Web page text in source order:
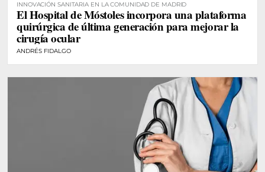
INNOVACIÓN SANITARIA EN LA COMUNIDAD DE MADRID
El Hospital de Móstoles incorpora una plataforma
quirúrgica de última generación para mejorar la
cirugía ocular
ANDRÉS FIDALGO